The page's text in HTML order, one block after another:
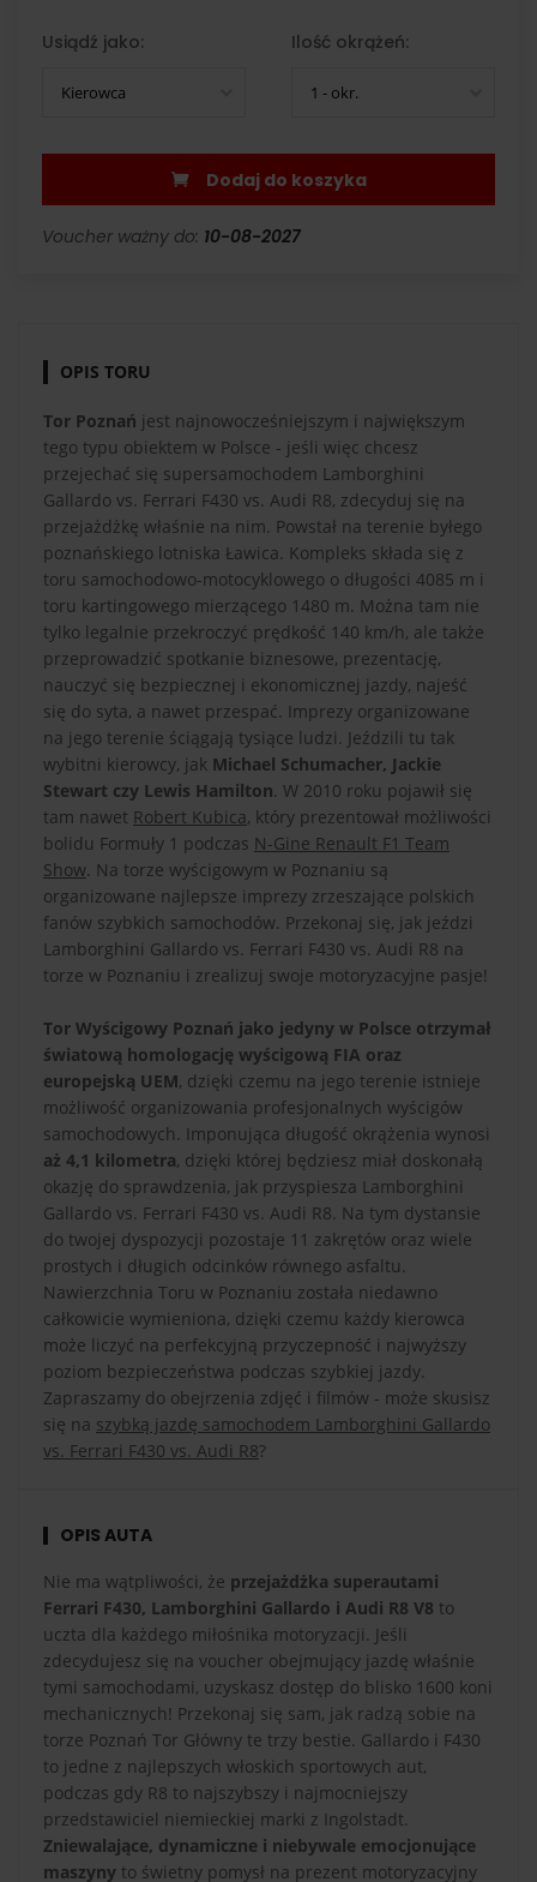
Usiądź jako:
Kierowca
Ilość okrążeń:
1 - okr.
Dodaj do koszyka
Voucher ważny do: 10-08-2027
OPIS TORU
Tor Poznań jest najnowocześniejszym i największym
tego typu obiektem w Polsce - jeśli więc chcesz
przejechać się supersamochodem Lamborghini
Gallardo vs. Ferrari F430 vs. Audi R8, zdecyduj się na
przejażdżkę właśnie na nim. Powstał na terenie byłego
poznańskiego lotniska Ławica. Kompleks składa się z
toru samochodowo-motocyklowego o długości 4085 m i
toru kartingowego mierzącego 1480 m. Można tam nie
tylko legalnie przekroczyć prędkość 140 km/h, ale także
przeprowadzić spotkanie biznesowe, prezentację,
nauczyć się bezpiecznej i ekonomicznej jazdy, najeść
się do syta, a nawet przespać. Imprezy organizowane
na jego terenie ściągają tysiące ludzi. Jeździli tu tak
wybitni kierowcy, jak Michael Schumacher, Jackie
Stewart czy Lewis Hamilton. W 2010 roku pojawił się
tam nawet Robert Kubica, który prezentował możliwości
bolidu Formuły 1 podczas N-Gine Renault F1 Team
Show. Na torze wyścigowym w Poznaniu są
organizowane najlepsze imprezy zrzeszające polskich
fanów szybkich samochodów. Przekonaj się, jak jeździ
Lamborghini Gallardo vs. Ferrari F430 vs. Audi R8 na
torze w Poznaniu i zrealizuj swoje motoryzacyjne pasje!
Tor Wyścigowy Poznań jako jedyny w Polsce otrzymał
światową homologację wyścigową FIA oraz
europejską UEM, dzięki czemu na jego terenie istnieje
możliwość organizowania profesjonalnych wyścigów
samochodowych. Imponująca długość okrążenia wynosi
aż 4,1 kilometra, dzięki której będziesz miał doskonałą
okazję do sprawdzenia, jak przyspiesza Lamborghini
Gallardo vs. Ferrari F430 vs. Audi R8. Na tym dystansie
do twojej dyspozycji pozostaje 11 zakrętów oraz wiele
prostych i długich odcinków równego asfaltu.
Nawierzchnia Toru w Poznaniu została niedawno
całkowicie wymieniona, dzięki czemu każdy kierowca
może liczyć na perfekcyjną przyczepność i najwyższy
poziom bezpieczeństwa podczas szybkiej jazdy.
Zapraszamy do obejrzenia zdjęć i filmów - może skusisz
się na szybką jazdę samochodem Lamborghini Gallardo
vs. Ferrari F430 vs. Audi R8?
OPIS AUTA
Nie ma wątpliwości, że przejażdżka superautami
Ferrari F430, Lamborghini Gallardo i Audi R8 V8 to
uczta dla każdego miłośnika motoryzacji. Jeśli
zdecydujesz się na voucher obejmujący jazdę właśnie
tymi samochodami, uzyskasz dostęp do blisko 1600 koni
mechanicznych! Przekonaj się sam, jak radzą sobie na
torze Poznań Tor Główny te trzy bestie. Gallardo i F430
to jedne z najlepszych włoskich sportowych aut,
podczas gdy R8 to najszybszy i najmocniejszy
przedstawiciel niemieckiej marki z Ingolstadt.
Zniewalające, dynamiczne i niebywale emocjonujące
maszyny to świetny pomysł na prezent motoryzacyjny